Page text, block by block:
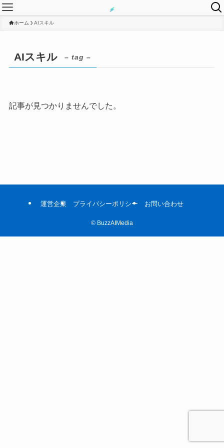
ホーム AIスキル
AIスキル – tag –
記事が見つかりませんでした。
運営企業 プライバシーポリシー お問い合わせ
© BuzzAIMedia